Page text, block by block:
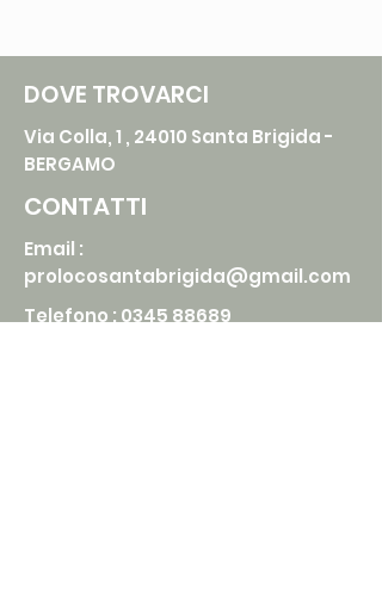
DOVE TROVARCI
Via Colla, 1 , 24010 Santa Brigida -
BERGAMO
CONTATTI
Email :
prolocosantabrigida@gmail.com
Telefono : 0345 88689